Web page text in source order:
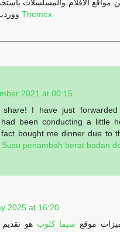
ثيم اكس Themex
2021 at 00:15
share! I have just
been conducting a little
bought me dinner due to
Susu penambah berat badan
2025 at 16:20
موقع سيما كلوب هو